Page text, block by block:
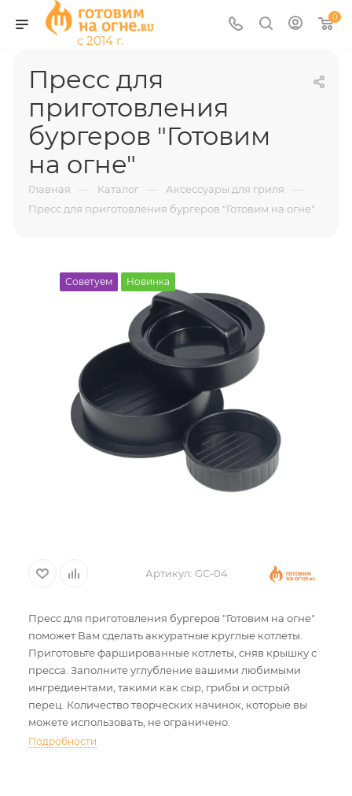
0
Пресс для
приготовления
бургеров "Готовим
на огне"
Главная — Каталог — Аксессуары для гриля —
Пресс для приготовления бургеров "Готовим на огне"
Советуем Новинка
Артикул: GC-04
Пресс для приготовления бургеров "Готовим на огне"
поможет Вам сделать аккуратные круглые котлеты.
Приготовьте фаршированные котлеты, сняв крышку с
пресса. Заполните углубление вашими любимыми
ингредиентами, такими как сыр, грибы и острый
перец. Количество творческих начинок, которые вы
можете использовать, не ограничено.
Подробности